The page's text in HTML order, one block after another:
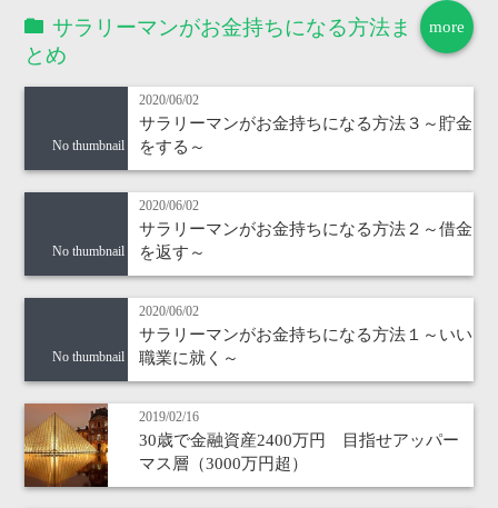
more
サラリーマンがお金持ちになる方法ま
とめ
No thumbnail
2020/06/02
サラリーマンがお金持ちになる方法３～貯金
をする～
No thumbnail
2020/06/02
サラリーマンがお金持ちになる方法２～借金
を返す～
No thumbnail
2020/06/02
サラリーマンがお金持ちになる方法１～いい
職業に就く～
2019/02/16
30歳で金融資産2400万円 目指せアッパー
マス層（3000万円超）